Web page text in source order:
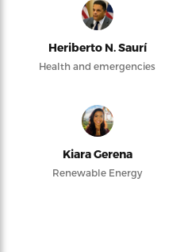
Heriberto N. Saurí
Health and emergencies
Kiara Gerena
Renewable Energy